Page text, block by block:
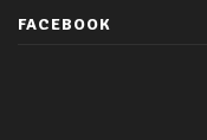
FACEBOOK